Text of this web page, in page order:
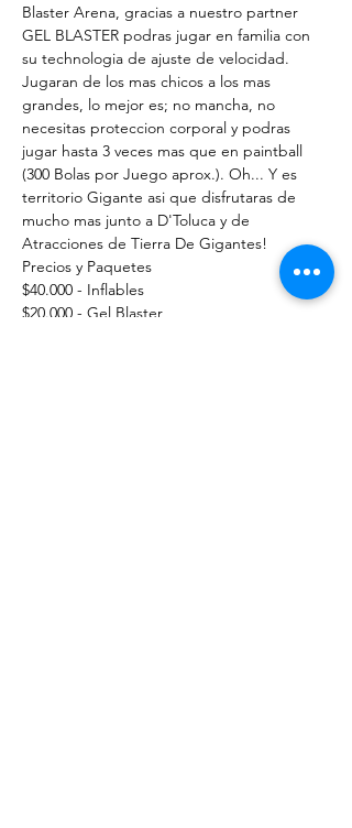
Blaster Arena, gracias a nuestro partner
GEL BLASTER podras jugar en familia con
su technologia de ajuste de velocidad.
Jugaran de los mas chicos a los mas
grandes, lo mejor es; no mancha, no
necesitas proteccion corporal y podras
jugar hasta 3 veces mas que en paintball
(300 Bolas por Juego aprox.). Oh... Y es
territorio Gigante asi que disfrutaras de
mucho mas junto a D'Toluca y de
Atracciones de Tierra De Gigantes!
Precios y Paquetes
$40.000 - Inflables
$20.000 - Gel Blaster